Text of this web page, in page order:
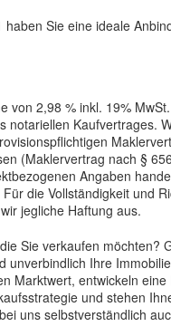
Sie eine ideale
von 2,98 % inkl. 19%
notariellen Kaufvertrages.
(Maklervertrag nach §
Angaben
die Vollständigkeit und
jegliche Haftung aus.
Sie verkaufen möchten?
unverbindlich Ihre Immobilie
Marktwert, entwickeln eine
und stehen
uns selbstverständlich